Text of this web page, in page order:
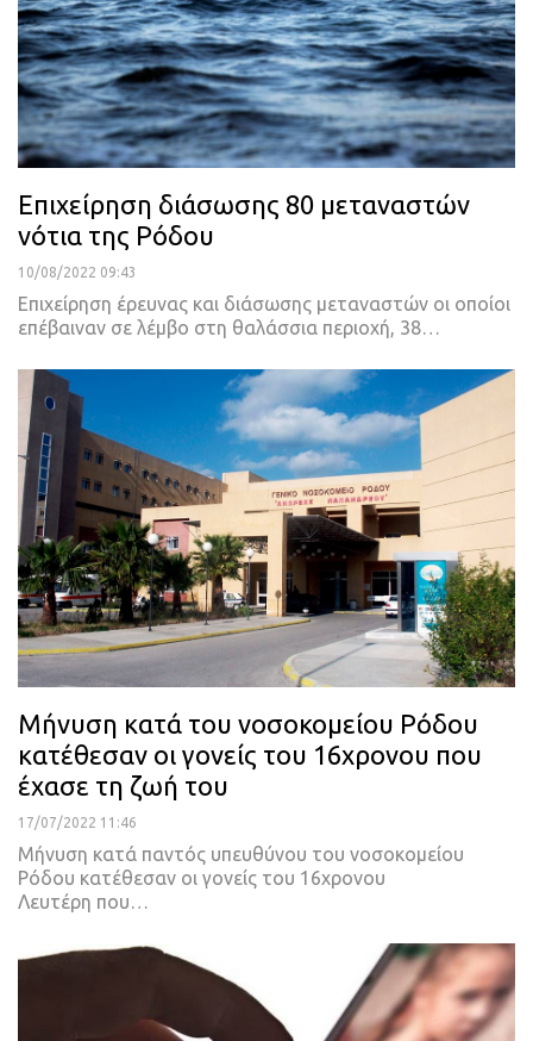
Επιχείρηση διάσωσης 80 μεταναστών
νότια της Ρόδου
10/08/2022 09:43
Επιχείρηση έρευνας και διάσωσης μεταναστών οι οποίοι
επέβαιναν σε λέμβο στη θαλάσσια περιοχή, 38
Μήνυση κατά του νοσοκομείου Ρόδου
κατέθεσαν οι γονείς του 16χρονου που
έχασε τη ζωή του
17/07/2022 11:46
Μήνυση κατά παντός υπευθύνου του νοσοκομείου
Ρόδου κατέθεσαν οι γονείς του 16χρονου
Λευτέρη που…